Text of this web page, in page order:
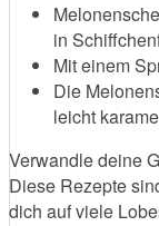
in
Mit einem
Die
leicht
Verwandle deine
Diese Rezepte
dich auf viele